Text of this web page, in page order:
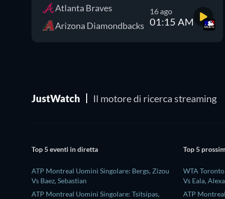
Atlanta Braves
Arizona Diamondbacks
16 ago
01:15 AM
JustWatch Il motore di ricerca streaming
Top 5 eventi in diretta
ATP Montreal Uomini Singolare: Bergs, Zizou
Vs Baez, Sebastian
ATP Montreal Uomini Singolare: Tsitsipas,
Top 5
WTA
Vs Eala,
ATP